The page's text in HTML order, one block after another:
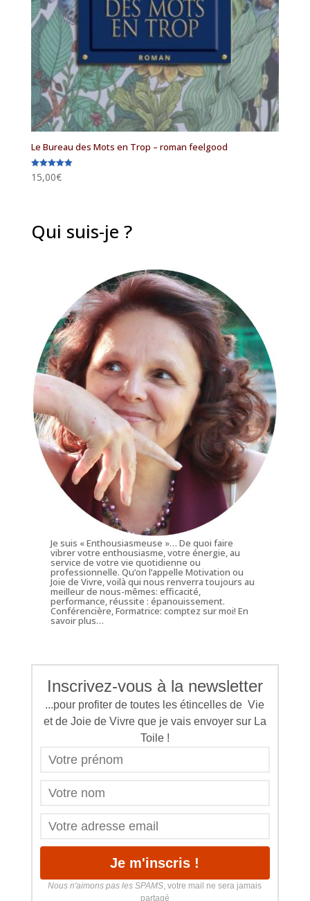
Le Bureau des Mots en Trop – roman feelgood
Note
5.00
15,00€
Qui suis-je ?
Je suis « Enthousiasmeuse »… De quoi faire
vibrer votre enthousiasme, votre énergie, au
service de votre vie quotidienne ou
professionnelle. Qu’on l’appelle Motivation ou
Joie de Vivre, voilà qui nous renverra toujours au
meilleur de nous-mêmes: efficacité,
performance, réussite : épanouissement.
Conférencière, Formatrice: comptez sur moi!En
savoir plus…
Inscrivez-vous à la newsletter
...pour profiter de toutes les étincelles de Vie
et de Joie de Vivre que je vais envoyer sur La
Toile !
Nous n'aimons pas les SPAMS, votre mail ne sera jamais
partagé